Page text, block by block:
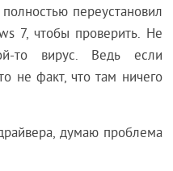
переустановил
7, чтобы проверить. Не
то вирус. Ведь если
не факт, что там ничего
думаю проблема